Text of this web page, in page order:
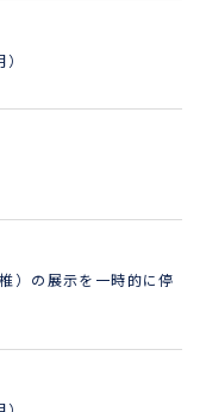
）の展示を一時的に停